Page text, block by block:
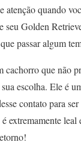
atenção quando
seu Golden
passar algum
cachorro que não
escolha. Ele é
contato para
extremamente leal